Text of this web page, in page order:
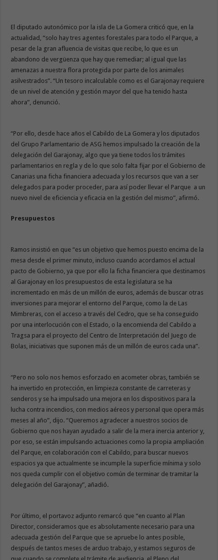
El diputado autonómico por la isla de La Gomera criticó que, en la
actualidad, “solo hay tres agentes forestales para todo el Parque, a
pesar de la gran afluencia de visitas que recibe, lo que es un
abandono de vergüenza que hay que remediar; al igual que las
amenazas a nuestra flora protegida por parte de los animales
asilvestrados”. “Un tesoro incalculable como es el Garajonay requiere
de un nivel de atención y gestión mayor del que ha tenido hasta
ahora”, denunció.
“Por ello, desde hace años el Cabildo de La Gomera y los diputados
del Grupo Parlamentario de ASG hemos impulsado la creación de la
delegación del Garajonay, algo que ya tiene todos los trámites
parlamentarios en regla y de lo que solo falta fijar por el Gobierno de
Canarias una ficha financiera adecuada y los recursos que van a ser
delegados para poder proceder, para así poder llevar el Parque a un
nuevo nivel de eficiencia y eficacia en la gestión del mismo”, afirmó.
Presupuestos
Ramos insistió en que “es un objetivo que hemos puesto encima de la
mesa desde el primer minuto, incluso cuando acordamos el actual
pacto de Gobierno, ya que por ello la ficha financiera que destinamos
al Garajonay en los presupuestos de esta legislatura se ha
incrementado en más de un millón de euros, además de buscar otras
inversiones para mejorar el entorno del Parque, como la de Las
Mimbreras, con el acceso a través del Cedro, que se ha conseguido
por una interlocución con el Estado, o la encomienda del Cabildo a
Tragsa para el proyecto del Centro de Interpretación del Juego de
Bolas, iniciativas que suponen más de un millón de euros cada una”.
“Pero no solo nos hemos esforzado en acometer obras, también se
ha invertido en protección, en limpieza constante de carreteras y
senderos y se ha impulsado una mejora en los dispositivos para la
lucha contra incendios, con medios aéreos y personal que opera más
meses al año”, dijo. “Queremos agradecer a nuestros socios de
Gobierno que nos hayan ayudado a salir de la mera inercia anterior y,
por eso, se están impulsando actuaciones como la propia ampliación
del Parque, en colaboración con el Cabildo, para buscar nuevos
espacios ya que actualmente se incumple la superficie mínima y solo
nos queda cumplir con el objetivo común de terminar de tramitar la
delegación del Garajonay”, añadió.
Por último, el portavoz adjunto remarcó que “en cuanto al Plan
Director, consideramos que es absolutamente necesario para una
adecuada gestión del Parque que se apruebe lo antes posible,
después de tantos meses de arduo trabajo, y estamos seguros de